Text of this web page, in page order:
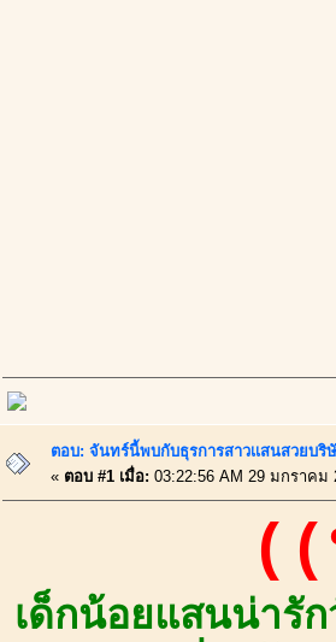
ตอบ: จันทร์นี้พบกับธุรการสาวเเสนสวยบ
« ตอบ #1 เมื่อ: 03:22:56 AM 29 มกราคม
((
เด็กน้อยแสนน่ารั